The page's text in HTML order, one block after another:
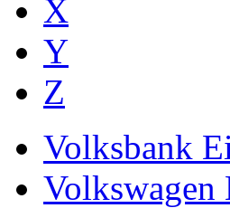
X
Y
Z
Volksbank
Volkswagen